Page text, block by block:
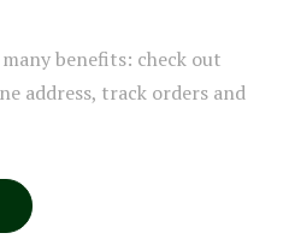
benefits: check out
address, track orders and